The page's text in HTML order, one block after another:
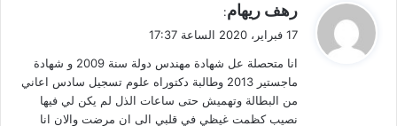
ق
ل
رهف ريهام:
17 فبراير، 2020 الساعة 17:37
انا متحصلة عل شهادة مهندس دولة سنة 2009 و شهادة
ماجستير 2013 وطالبة دكتوراه علوم تسجيل سادس اعاني
من البطالة وتهميش حتى ساعات الذل لم يكن لي فيها
نصيب كظمت غيظي في قلبي الى ان مرضت والان انا